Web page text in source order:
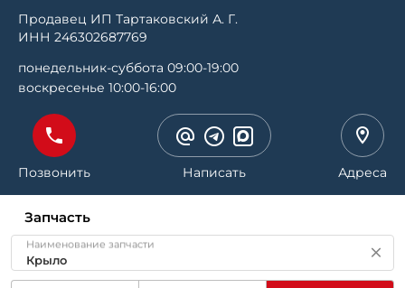
Продавец ИП Тартаковский А. Г.
ИНН 246302687769
понедельник-суббота 09:00-19:00
воскресенье 10:00-16:00
Позвонить Написать Адреса
Запчасть
Наименование запчасти